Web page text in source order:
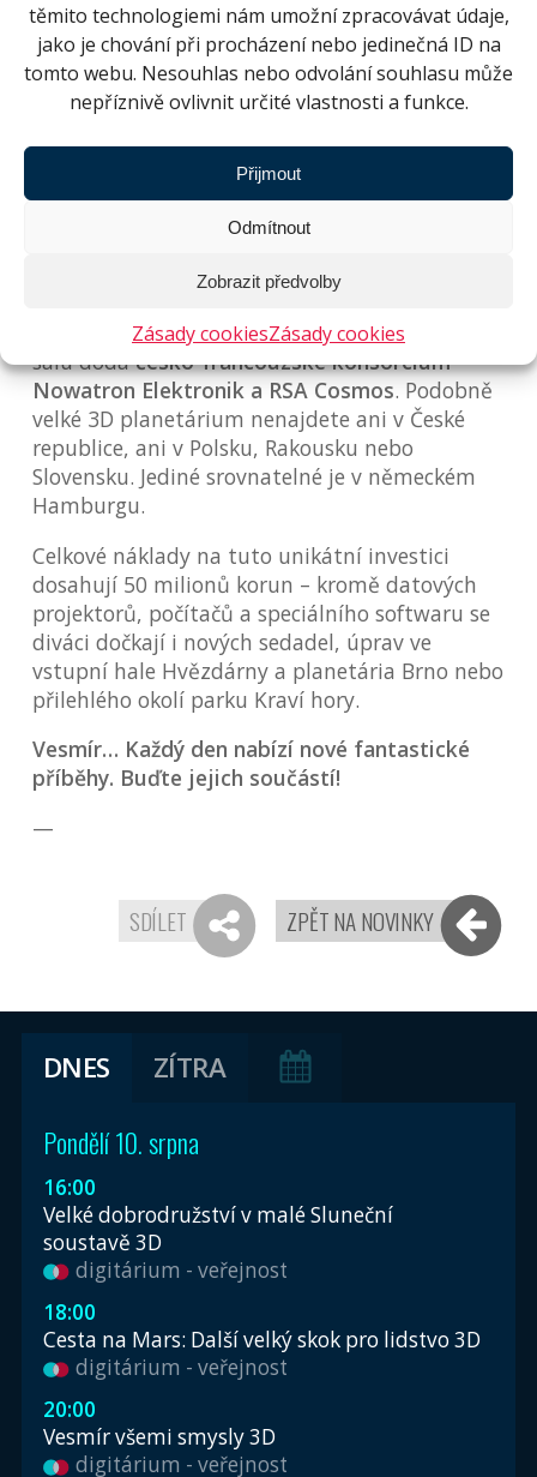
těmito technologiemi nám umožní zpracovávat údaje,
jako je chování při procházení nebo jedinečná ID na
tomto webu. Nesouhlas nebo odvolání souhlasu může
nepříznivě ovlivnit určité vlastnosti a funkce.
Přijmout
Odmítnout
Zobrazit předvolby
Zásady cookiesZásady cookies
zářivý výkon projektorů: až 54 000 ANSI
model naší Galaxie: volumetrický model s
prachem a plynem obsahující více než 159
miliardd hvězd a 40 000 otevřených
spotřeba energie aktivního systému: až 24
000 W
výkon klimatizace serverovny: 14 kW
počet počítačů: 11 aktivních a 4 záložní
Audiovizuální instalaci na míru brněnskému
sálu dodáčesko-francouzské konsorcium
Nowatron Elektronik a RSA Cosmos. Podobně
velké 3D planetárium nenajdete ani v České
republice, ani v Polsku, Rakousku nebo
Slovensku. Jediné srovnatelné je v německém
Hamburgu.
Celkové náklady na tuto unikátní investici
dosahují 50 milionů korun – kromě datových
projektorů, počítačů a speciálního softwaru se
diváci dočkají i nových sedadel, úprav ve
vstupní hale Hvězdárny a planetária Brno nebo
přilehlého okolí parku Kraví hory.
Vesmír… Každý den nabízí nové fantastické
příběhy. Buďte jejich součástí!
—
SDÍLET ZPĚT NA NOVINKY
DNES ZÍTRA
Pondělí 10. srpna
16:00
Velké dobrodružství v malé Sluneční
soustavě 3D
digitárium - veřejnost
18:00
Cesta na Mars: Další velký skok pro lidstvo 3D
digitárium - veřejnost
20:00
Vesmír všemi smysly 3D
digitárium - veřejnost